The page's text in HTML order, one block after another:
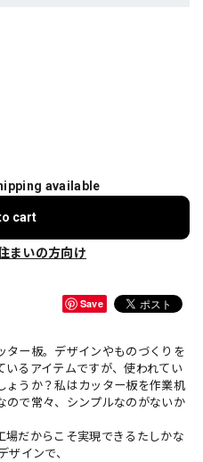
available
cart
まいの方向け
Save
ター板。デザインやものづくりを
いるアイテムですが、使われてい
ょうか？私はカッター板を作業机
ので常々、シンプルなのがないか
場だからこそ実現できるたしかな
ザインで、